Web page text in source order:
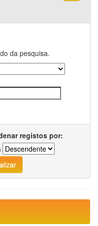
da pesquisa.
registos por: